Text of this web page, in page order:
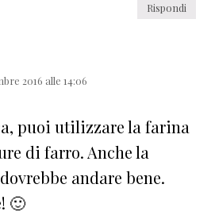
Rispondi
2016 alle 14:06
puoi utilizzare la farina
di farro. Anche la
andare bene.
🙂